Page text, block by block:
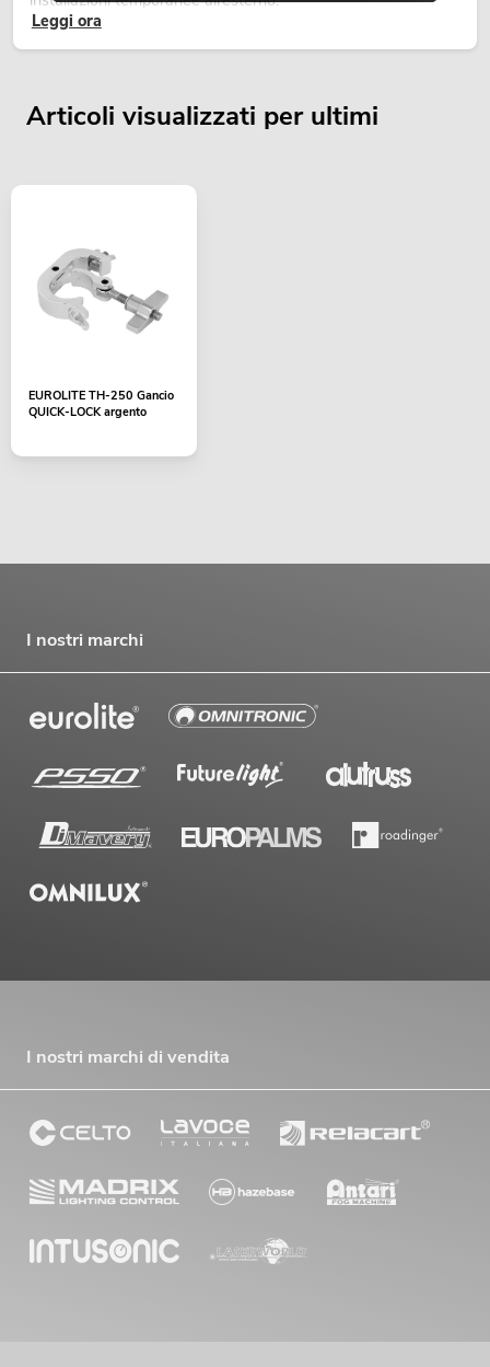
Leggi ora
Articoli visualizzati per ultimi
EUROLITE TH-250 Gancio
QUICK-LOCK argento
I nostri marchi
I nostri marchi di vendita